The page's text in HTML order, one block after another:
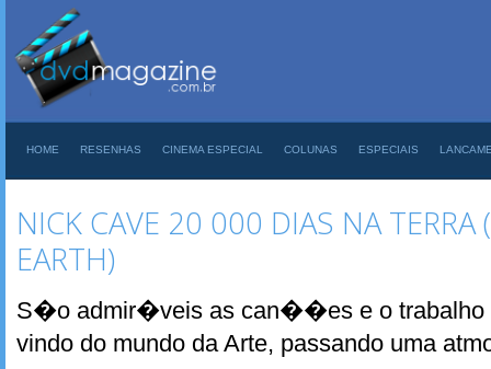
HOME RESENHAS CINEMA ESPECIAL COLUNAS ESPECIAIS
NICK CAVE 20 000 DIAS NA
EARTH)
S�o admir�veis as can��es e o trabalho
vindo do mundo da Arte, passando uma